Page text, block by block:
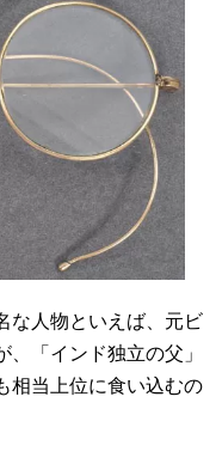
な人物といえば、元ビ
「インド独立の父」
相当上位に食い込むの